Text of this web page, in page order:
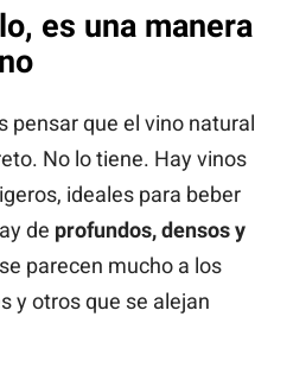
es una manera
pensar que el vino natural
No lo tiene. Hay vinos
ideales para beber
de profundos, densos y
parecen mucho a los
y otros que se alejan